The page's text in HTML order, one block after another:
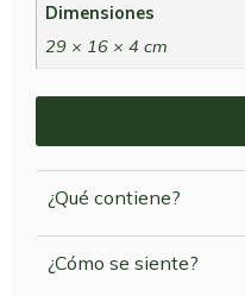
Dimensiones
29 × 16 × 4 cm
¿Qué contiene?
¿Cómo se siente?